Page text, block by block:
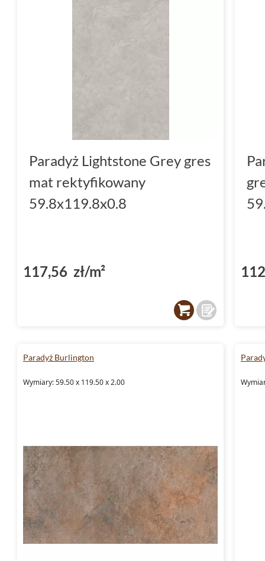
Paradyż Lightstone Grey gres
mat rektyfikowany
59.8x119.8x0.8
117,56 zł/m²
Paradyż Burlington
Wymiary: 59.50 x 119.50 x 2.00